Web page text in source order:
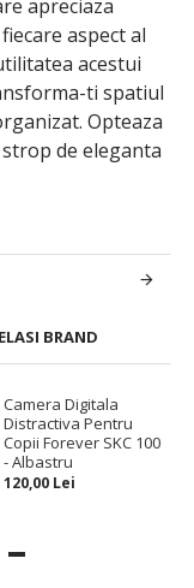
BRAND
Camera Digitala
Distractiva Pentru
Copii Forever SKC 100
- Albastru
120,00 Lei
apreciaza
aspect al
acestui
ti spatiul
Opteaza
de eleganta